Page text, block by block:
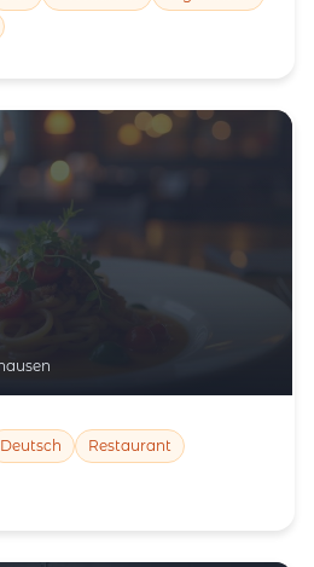
Deutsch
Restaurant